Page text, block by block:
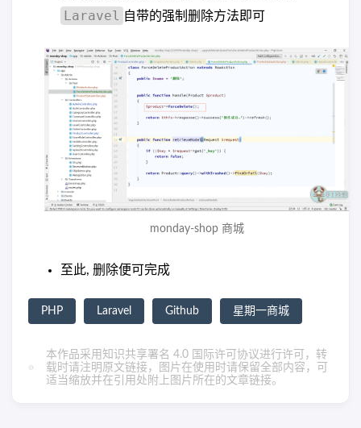
Laravel 自带的强制删除方法即可
monday-shop 商城
至此, 删除便可完成
PHP Laravel Github 星期一商城
本作品采用知识共享署名 4.0 国际许可协议 进行许可，转
载时请注明原文链接，图片在使用时请保留全部内容，可
适当缩放并在引用处附上图片所在的文章链接。